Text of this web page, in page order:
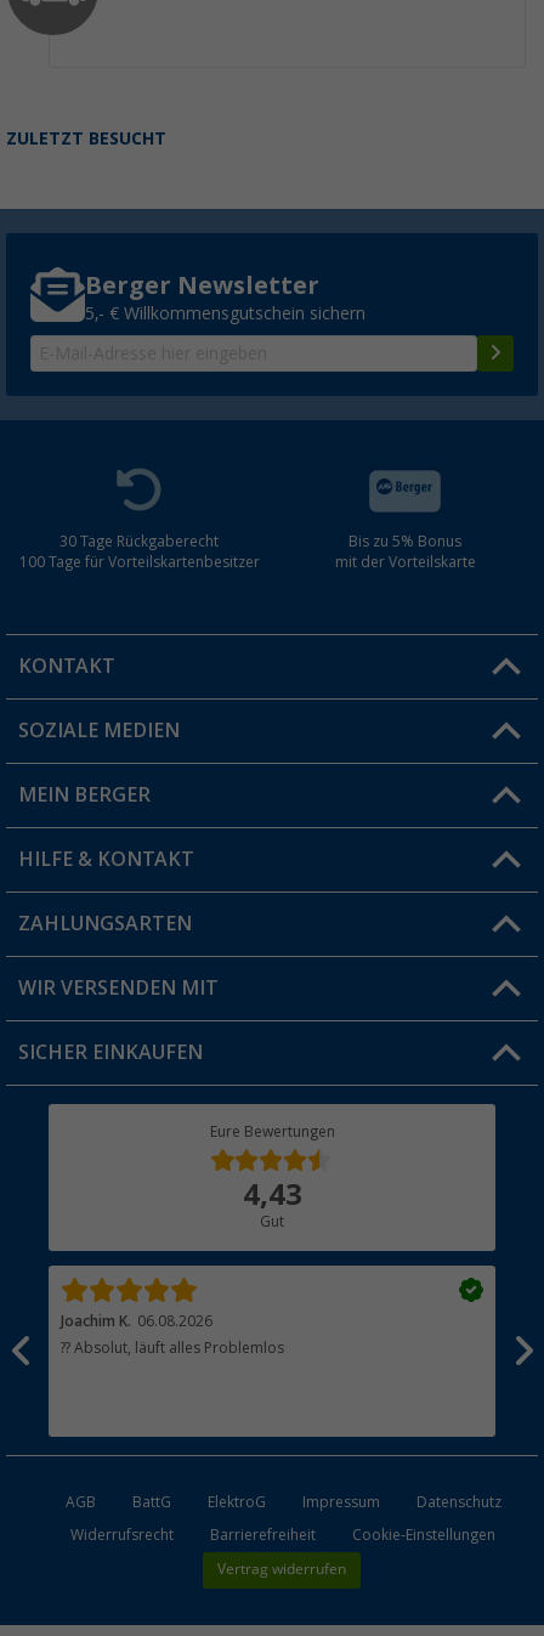
ZULETZT BESUCHT
Berger Newsletter
5,- € Willkommensgutschein sichern
30 Tage Rückgaberecht
100 Tage für Vorteilskartenbesitzer
Bis zu 5% Bonus
mit der Vorteilskarte
KONTAKT
Du hast eine Frage?
Filiale finden
SOZIALE MEDIEN
MEIN BERGER
Vorteilskarte
Blog
Jobs & Karriere
HILFE & KONTAKT
FAQ & Kontakt
Versandinformationen
Rücksendung
ZAHLUNGSARTEN
WIR VERSENDEN MIT
SICHER EINKAUFEN
Eure Bewertungen
4,43
Gut
Joachim K. 06.08.2026
?? Absolut, läuft alles Problemlos
AGB BattG ElektroG Impressum
Datenschutz
Widerrufsrecht
Barrierefreiheit Cookie-Einstellungen
Vertrag widerrufen